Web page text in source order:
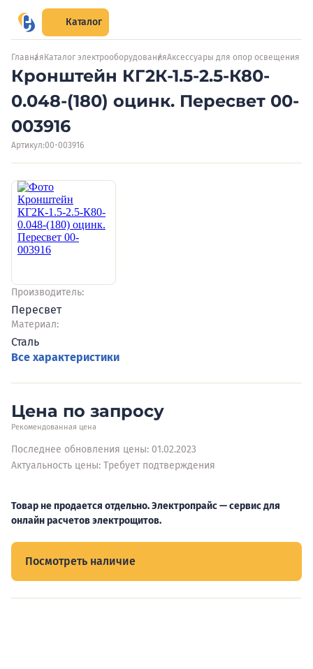
Каталог
Главная Каталог электрооборудованияАксессуары для опор освещения
Кронштейн КГ2К-1.5-2.5-К80-
0.048-(180) оцинк. Пересвет 00-
003916
Артикул:00-003916
Производитель:
Пересвет
Материал:
Сталь
Все характеристики
Цена по запросу
Рекомендованная цена
Последнее обновления цены: 01.02.2023
Актуальность цены: Требует подтверждения
Товар не продается отдельно. Электропрайс — сервис для
онлайн расчетов электрощитов.
Посмотреть наличие